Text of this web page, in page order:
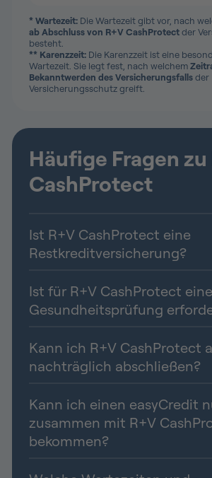
* Wartezeit: Die Wartezeit gibt vor, nach
ab Abschluss von R+V CashProtectder
besteht.
** Karenzzeit: Die Karenzzeit ist eine
Wartezeit. Sie legt fest, nach welchem
Bekanntwerden des Versicherungsfallsder
Versicherungsschutz greift.
Häufige Fragen zu
CashProtect
Ist R+V CashProtect eine
Restkreditversicherung?
Ist für R+V CashProtect eine
Gesundheitsprüfung
Kann ich R+V CashProtect
nachträglich abschließen?
Kann ich einen easyCredit
zusammen mit R+V
bekommen?